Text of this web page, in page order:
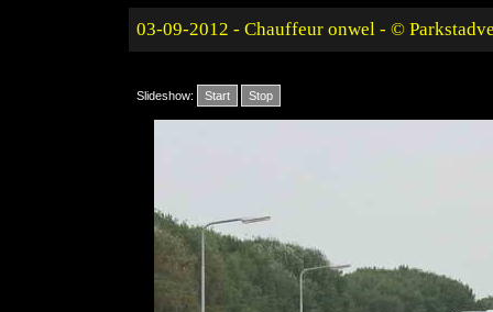
03-09-2012 - Chauffeur onwel - ©
Slideshow: Start Stop